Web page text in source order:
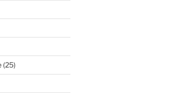
(25)